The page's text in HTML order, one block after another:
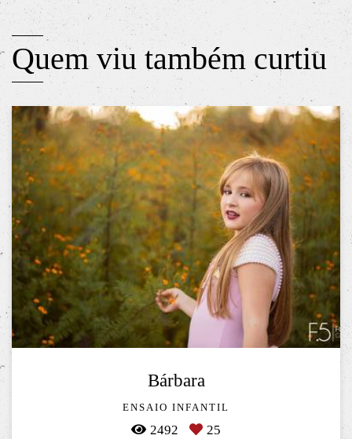
Quem viu também curtiu
Bárbara
ENSAIO INFANTIL
2492 25